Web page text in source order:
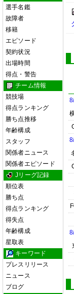
選手名鑑
故障者
移籍
エピソード
契約状況
出場時間
得点・警告
チーム情報
競技場
得点ランキング
勝ち点推移
年齢構成
スタッフ
関係者ニュース
関係者エピソード
Jリーグ記録
順位表
勝ち点
得点ランキング
得失点
年齢構成
星取表
キーワード
プレスリリース
ニュース
ブログ